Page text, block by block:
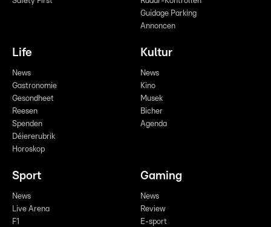
Guidage Parking
Annoncen
Life
News
Gastronomie
Gesondheet
Reesen
Spenden
Déiererubrik
Horoskop
Kultur
News
Kino
Musek
Bicher
Agenda
Sport
News
Live Arena
F1
Gaming
News
Review
E-sport